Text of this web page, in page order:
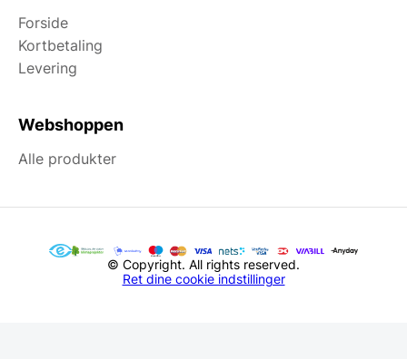
Forside
Kortbetaling
Levering
Webshoppen
Alle produkter
© Copyright. All rights reserved.
Ret dine cookie indstillinger